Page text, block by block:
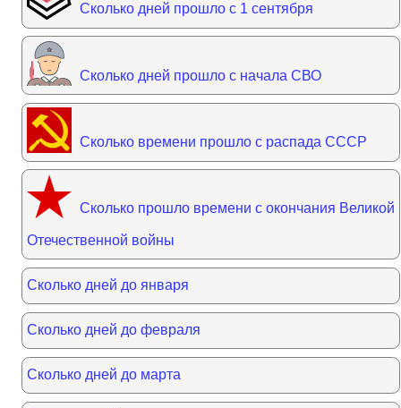
Сколько дней прошло с 1 сентября
Сколько дней прошло с начала СВО
Сколько времени прошло с распада СССР
Сколько прошло времени с окончания Великой
Отечественной войны
Сколько дней до января
Сколько дней до февраля
Сколько дней до марта